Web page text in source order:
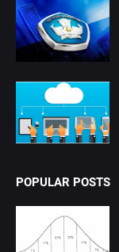
POPULAR POSTS